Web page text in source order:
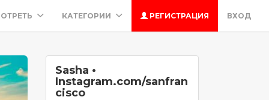
КАТЕГОРИИ РЕГИСТРАЦИЯ ВХОД
Sasha •
Instagram.com/sanfran
cisco